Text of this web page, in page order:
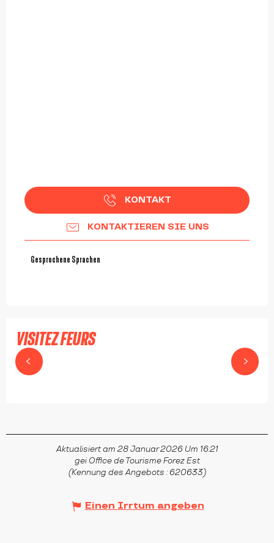
KONTAKT
KONTAKTIEREN SIE UNS
Gesprochene Sprachen
Gesprochene Sprachen
VISITEZ FEURS
FEURS
Aktualisiert am 28 Januar 2026 Um 16:21
gei Office de Tourisme Forez Est
(Kennung des Angebots : 620633)
Einen Irrtum angeben